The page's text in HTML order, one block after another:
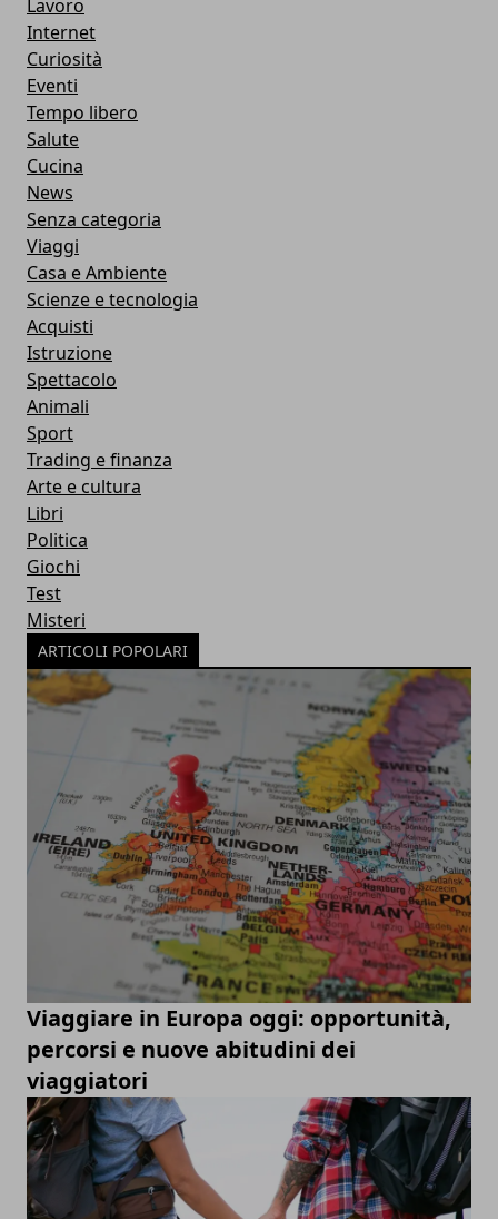
Lavoro
Internet
Curiosità
Eventi
Tempo libero
Salute
Cucina
News
Senza categoria
Viaggi
Casa e Ambiente
Scienze e tecnologia
Acquisti
Istruzione
Spettacolo
Animali
Sport
Trading e finanza
Arte e cultura
Libri
Politica
Giochi
Test
Misteri
ARTICOLI POPOLARI
Viaggiare in Europa oggi: opportunità,
percorsi e nuove abitudini dei
viaggiatori